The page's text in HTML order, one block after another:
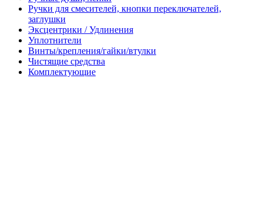
Ручки для смесителей, кнопки переключателей,
заглушки
Эксцентрики / Удлинения
Уплотнители
Винты/крепления/гайки/втулки
Чистящие средства
Комплектующие